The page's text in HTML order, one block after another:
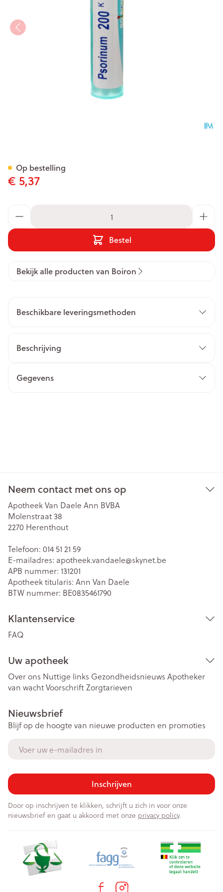
€ 5,37
Bestel
Op bestelling
Bekijk alle producten van Boiron
Beschikbare leveringsmethoden
Beschrijving
Gegevens
Neem contact met ons op
Apotheek Van Daele Ann BVBA
Molenstraat 38
2270 Herenthout
Telefoon: 014 51 21 59
E-mailadres: apotheek.vandaele@skynet.be
APB nummer: 131201
Apotheek titularis: Ann Van Daele
BTW nummer: BE0835461790
Klantenservice
FAQ
Uw apotheek
Over ons Nuttige links Gezondheidsnieuws Apotheker
van wachtVoorschriftZorgtarieven
Nieuwsbrief
Blijf op de hoogte van nieuwe producten en promoties
Inschrijven
Door op inschrijven te klikken, schrijft u zich in voor onze
nieuwsbrief en gaat u akkoord met onze privacy policy.